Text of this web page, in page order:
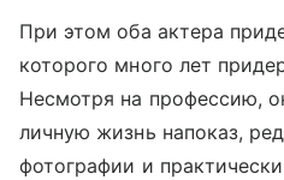
При этом оба актера
которого много лет
Несмотря на профессию,
личную жизнь напоказ,
фотографии и